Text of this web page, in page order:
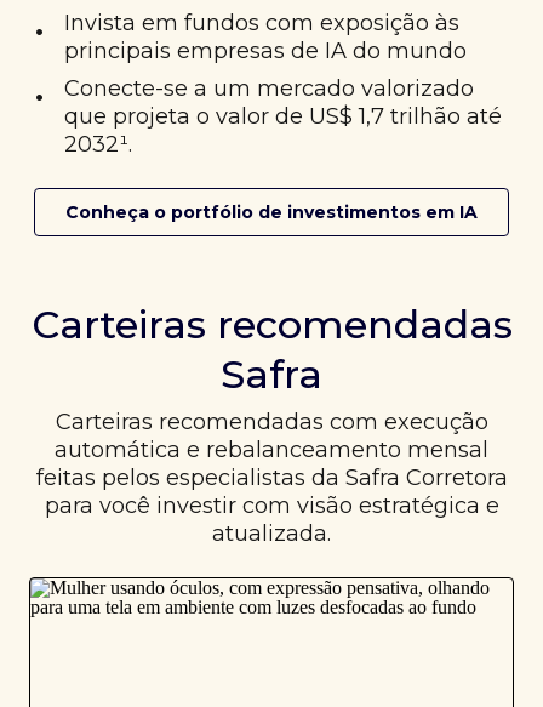
•
Invista em fundos com exposição às
principais empresas de IA do mundo
•
Conecte-se a um mercado valorizado
que projeta o valor de US$ 1,7 trilhão até
2032¹.
Conheça o portfólio de investimentos em IA
Carteiras recomendadas
Safra
Carteiras recomendadas com execução
automática e rebalanceamento mensal
feitas pelos especialistas da Safra Corretora
para você investir com visão estratégica e
atualizada.